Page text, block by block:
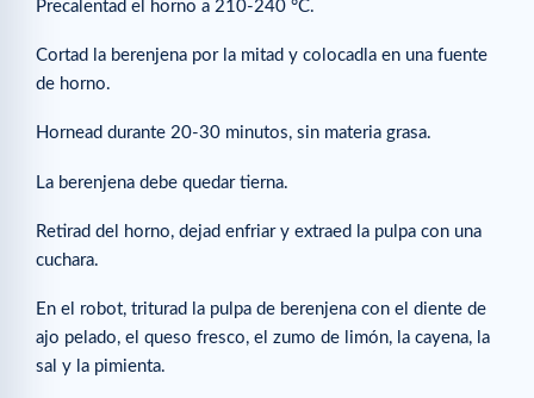
Precalentad el horno a 210-240 °C.
Cortad la berenjena por la mitad y colocadla en una fuente
de horno.
Hornead durante 20-30 minutos, sin materia grasa.
La berenjena debe quedar tierna.
Retirad del horno, dejad enfriar y extraed la pulpa con una
cuchara.
En el robot, triturad la pulpa de berenjena con el diente de
ajo pelado, el queso fresco, el zumo de limón, la cayena, la
sal y la pimienta.